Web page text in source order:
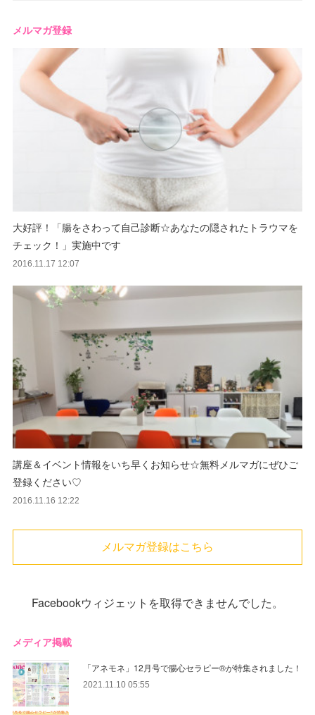
メルマガ登録
大好評！「腸をさわって自己診断☆あなたの隠されたトラウマを
チェック！」実施中です
2016.11.17 12:07
講座＆イベント情報をいち早くお知らせ☆無料メルマガにぜひご
登録ください♡
2016.11.16 12:22
メルマガ登録はこちら
Facebookウィジェットを取得できませんでした。
メディア掲載
「アネモネ」12月号で腸心セラピー®︎が特集されました！
2021.11.10 05:55